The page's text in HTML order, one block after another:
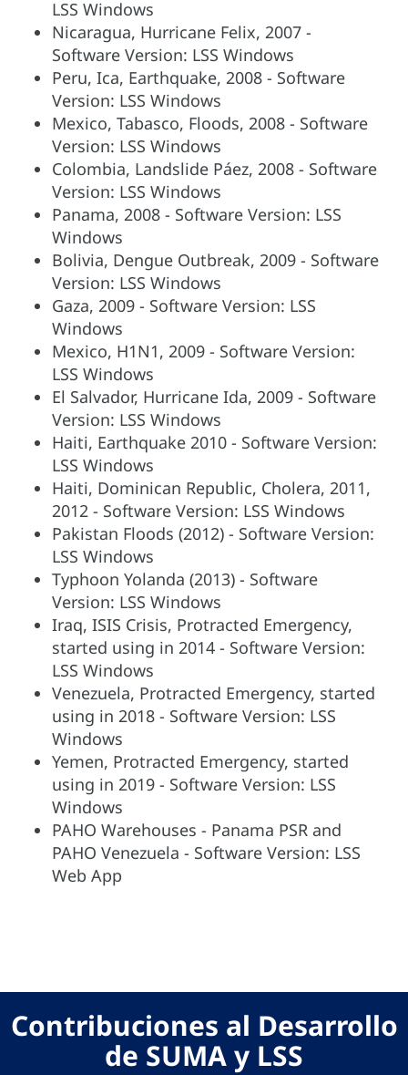
LSS Windows
Nicaragua, Hurricane Felix, 2007 -
Software Version: LSS Windows
Peru, Ica, Earthquake, 2008 - Software
Version: LSS Windows
Mexico, Tabasco, Floods, 2008 - Software
Version: LSS Windows
Colombia, Landslide Páez, 2008 - Software
Version: LSS Windows
Panama, 2008 - Software Version: LSS
Windows
Bolivia, Dengue Outbreak, 2009 - Software
Version: LSS Windows
Gaza, 2009 - Software Version: LSS
Windows
Mexico, H1N1, 2009 - Software Version:
LSS Windows
El Salvador, Hurricane Ida, 2009 - Software
Version: LSS Windows
Haiti, Earthquake 2010 - Software Version:
LSS Windows
Haiti, Dominican Republic, Cholera, 2011,
2012 - Software Version: LSS Windows
Pakistan Floods (2012) - Software Version:
LSS Windows
Typhoon Yolanda (2013) - Software
Version: LSS Windows
Iraq, ISIS Crisis, Protracted Emergency,
started using in 2014 - Software Version:
LSS Windows
Venezuela, Protracted Emergency, started
using in 2018 - Software Version: LSS
Windows
Yemen, Protracted Emergency, started
using in 2019 - Software Version: LSS
Windows
PAHO Warehouses - Panama PSR and
PAHO Venezuela - Software Version: LSS
Web App
Contribuciones al Desarrollo
de SUMA y LSS